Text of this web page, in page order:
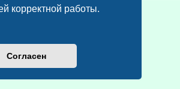
корректной работы.
Согласен